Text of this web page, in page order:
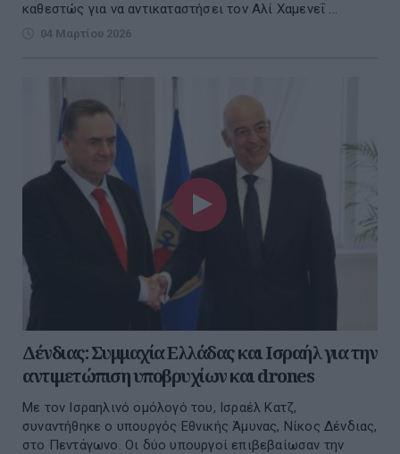
καθεστώς για να αντικαταστήσει τον Αλί Χαμενεΐ ...
04 Μαρτίου 2026
Δένδιας: Συμμαχία Ελλάδας και Ισραήλ για την
αντιμετώπιση υποβρυχίων και drones
Με τον Ισραηλινό ομόλογό του, Ισραέλ Κατζ,
συναντήθηκε ο υπουργός Εθνικής Άμυνας, Νίκος Δένδιας,
στο Πεντάγωνο. Οι δύο υπουργοί επιβεβαίωσαν την